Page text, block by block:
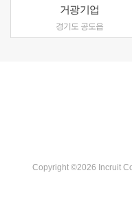
거광기업
경기도 공도읍
Copyright ©2026 Incruit